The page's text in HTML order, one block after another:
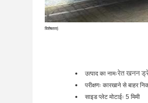
विशेषताएं:
उत्पाद का नामःरेत खनन
परीक्षणः कारखाने से बाहर
साइड प्लेट मोटाईः 5 मिमी